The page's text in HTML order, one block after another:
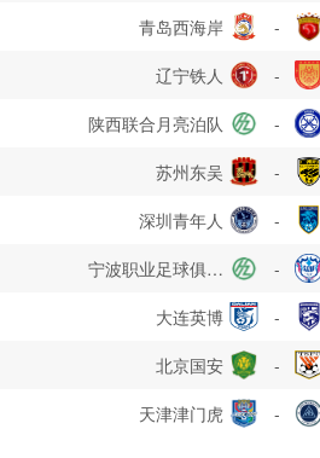
青岛西海岸 -
辽宁铁人 -
陕西联合月亮泊队 -
苏州东吴 -
深圳青年人 -
宁波职业足球俱乐
部
-
大连英博 -
北京国安 -
天津津门虎 -